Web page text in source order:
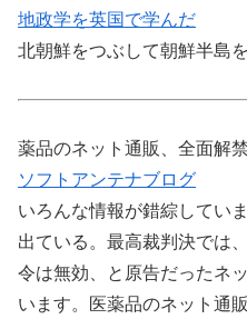
地政学を英国で学んだ
北朝鮮をつぶして朝鮮半島
薬品のネット通販、全面解
ソフトアンテナブログ
いろんな情報が錯綜してい
出ている。最高裁判決では
令は無効、と原告だったネ
います。医薬品のネット通